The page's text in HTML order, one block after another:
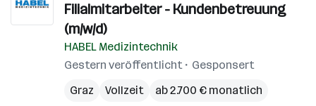
Filialmitarbeiter - Kundenbetreuung
(m/w/d)
HABEL Medizintechnik
Gestern veröffentlicht
Gesponsert
Graz
Vollzeit ab 2.700 € monatlich